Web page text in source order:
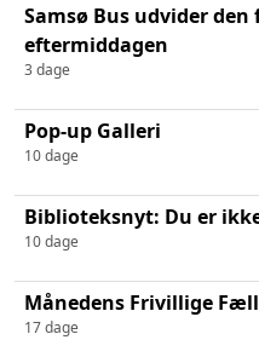
Samsø Bus udvider
eftermiddagen
3 dage
Pop-up Galleri
10 dage
Biblioteksnyt: Du er
10 dage
Månedens Frivillige
17 dage